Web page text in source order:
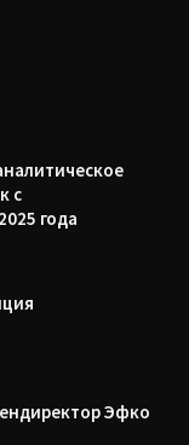
с
года
Эфко